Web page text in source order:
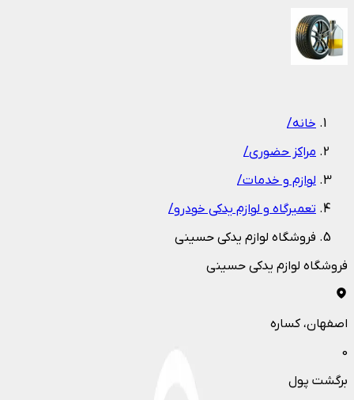
خانه/
مراکز حضوری/
لوازم و خدمات/
تعمیرگاه و لوازم یدکی خودرو/
فروشگاه لوازم یدکی حسینی
فروشگاه لوازم یدکی حسینی
اصفهان، کساره
0
برگشت پول